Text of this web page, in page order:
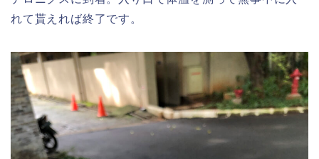
れて貰えれば終了です。